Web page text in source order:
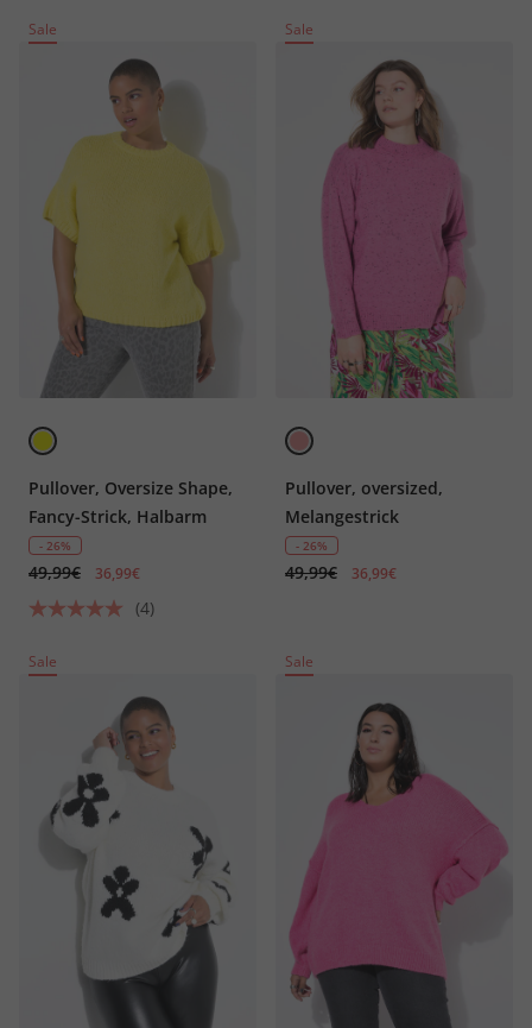
Sale
Pullover, Oversize Shape,
Fancy-Strick, Halbarm
- 26%
49,99€ 36,99€
(4)
Sale
Pullover, oversized,
Melangestrick
- 26%
49,99€ 36,99€
Sale Sale